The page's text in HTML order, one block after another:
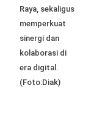
Raya, sekaligus
memperkuat
sinergi dan
kolaborasi di
era digital.
(Foto:Diak)